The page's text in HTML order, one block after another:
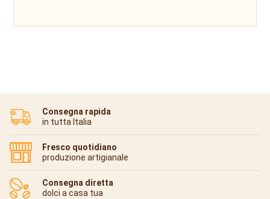
Consegna rapida
in tutta Italia
Fresco quotidiano
produzione artigianale
Consegna diretta
dolci a casa tua